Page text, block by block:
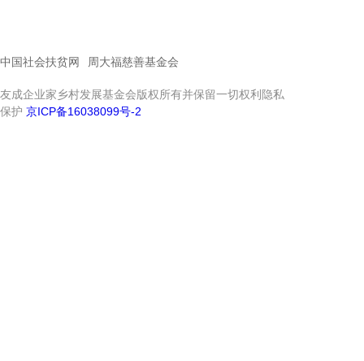
中国社会扶贫网 周大福慈善基金会
友成企业家乡村发展基金会版权所有并保留一切权利隐私
保护 京ICP备16038099号-2